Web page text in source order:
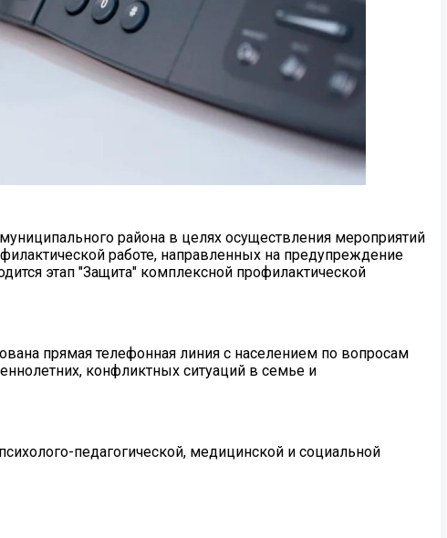
района в целях осуществления мероприятий
работе, направленных на предупреждение
этап "Защита" комплексной профилактической
прямая телефонная линия с населением по вопросам
конфликтных ситуаций в семье и
педагогической, медицинской и социальной